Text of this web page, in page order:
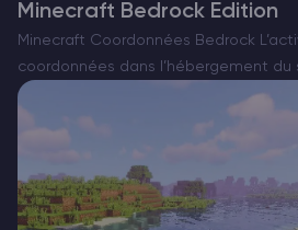
Minecraft Bedrock Edition
Minecraft Coordonnées Bedrock
coordonnées dans l’hébergement du
Bedrock améliore considérablement
construction. Les coordonnées
d’un joueur…